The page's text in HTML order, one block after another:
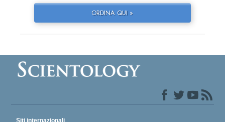
ORDINA QUI »
Siti internazionali